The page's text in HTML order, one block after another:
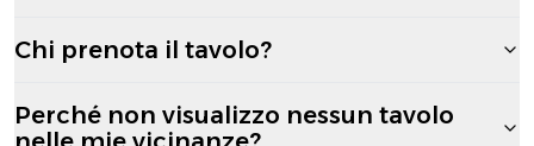
Chi prenota il tavolo?
Perché non visualizzo nessun tavolo